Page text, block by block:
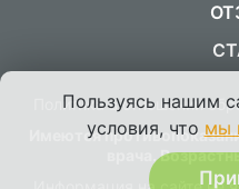
Политика в отношении
Имеются
врача.
Пользуясь нашим
условия, что мы